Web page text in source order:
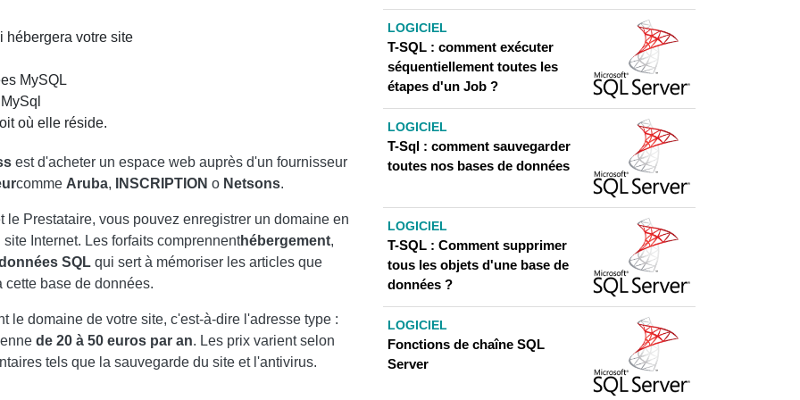
hébergera votre site
MySQL
où elle réside.
est d'acheter un espace web auprès d'un fournisseur
comme Aruba, INSCRIPTION o Netsons.
Prestataire, vous pouvez enregistrer un domaine en
Internet. Les forfaits comprennenthébergement,
SQL qui sert à mémoriser les articles que
base de données.
le domaine de votre site, c'est-à-dire l'adresse type :
de 20 à 50 euros par an. Les prix varient selon
tels que la sauvegarde du site et l'antivirus.
LOGICIEL
T-SQL : comment exécuter
séquentiellement toutes les
étapes d'un Job ?
LOGICIEL
T-Sql : comment sauvegarder
toutes nos bases de données
LOGICIEL
T-SQL : Comment supprimer
tous les objets d'une base de
données ?
LOGICIEL
Fonctions de chaîne SQL
Server